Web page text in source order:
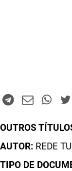
OUTROS
AUTOR: REDE
TIPO DE